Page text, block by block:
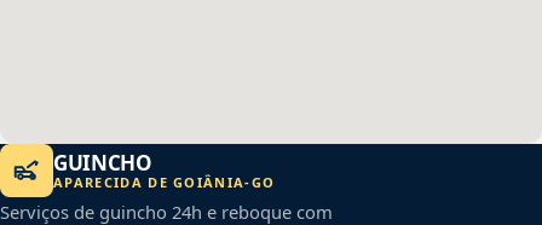
GUINCHO
APARECIDA DE GOIÂNIA-GO
Serviços de guincho 24h e reboque com